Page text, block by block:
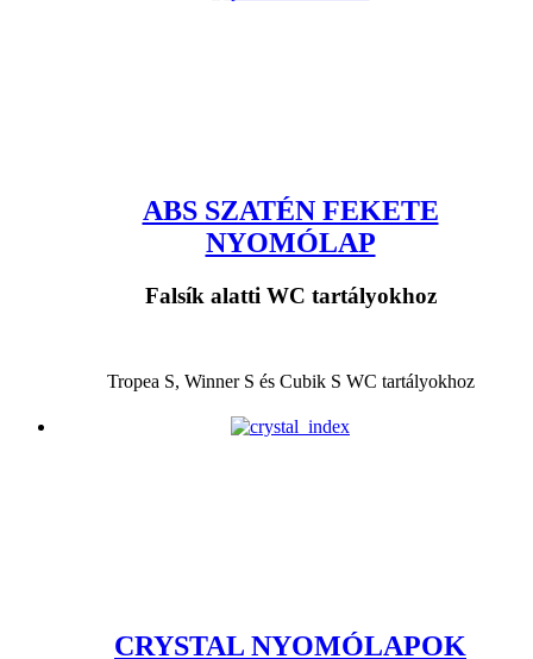
ABS SZATÉN FEKETE
NYOMÓLAP
Falsík alatti WC tartályokhoz
Tropea S, Winner S és Cubik S WC tartályokhoz
CRYSTAL NYOMÓLAPOK